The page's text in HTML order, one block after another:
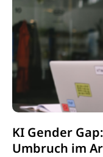
KI Gender
Umbruch im